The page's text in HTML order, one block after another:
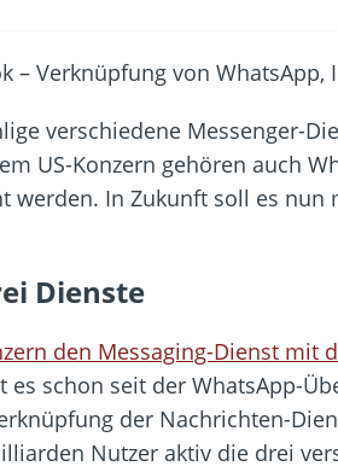
– Warum viele Beschäftigte nicht abschalten
Z Fold 8 & Fold 8 Ultra – Das sind die neuen
Urteil – Verbraucherrechte bei Online-Kündigung
weltweit aktive Phishing-Plattform „Kratos“ –
verschiedene Messenger-
US-Konzern gehören auch
werden. In Zukunft soll es
Dienste
den Messaging-Dienst
es schon seit der WhatsApp-
der Nachrichten-
Nutzer aktiv die drei